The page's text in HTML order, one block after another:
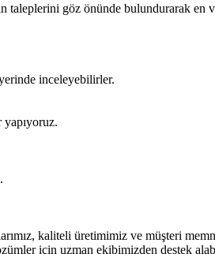
taleplerini göz önünde bulundurarak en
inceleyebilirler.
kaliteli üretimimiz ve müşteri
için uzman ekibimizden destek